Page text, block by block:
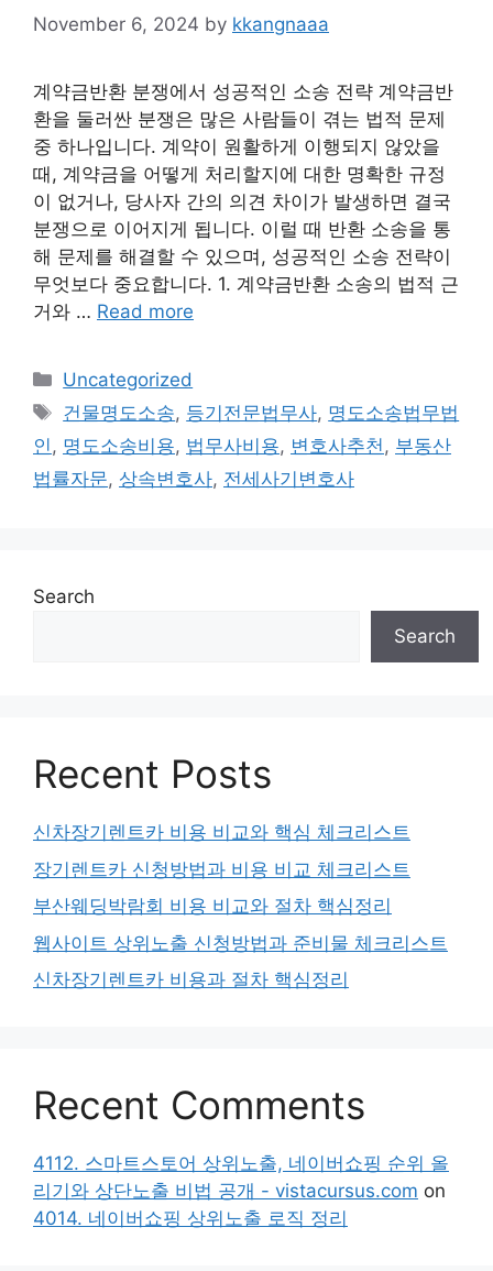
November 6, 2024 by kkangnaaa
계약금반환 분쟁에서 성공적인 소송 전략 계약금반
환을 둘러싼 분쟁은 많은 사람들이 겪는 법적 문제
중 하나입니다. 계약이 원활하게 이행되지 않았을
때, 계약금을 어떻게 처리할지에 대한 명확한 규정
이 없거나, 당사자 간의 의견 차이가 발생하면 결국
분쟁으로 이어지게 됩니다. 이럴 때 반환 소송을 통
해 문제를 해결할 수 있으며, 성공적인 소송 전략이
무엇보다 중요합니다. 1. 계약금반환 소송의 법적 근
거와 … Read more
Categories
Uncategorized
Tags
건물명도소송, 등기전문법무사, 명도소송법무법
인, 명도소송비용, 법무사비용, 변호사추천, 부동산
법률자문, 상속변호사, 전세사기변호사
Search
Search
Recent Posts
신차장기렌트카 비용 비교와 핵심 체크리스트
장기렌트카 신청방법과 비용 비교 체크리스트
부산웨딩박람회 비용 비교와 절차 핵심정리
웹사이트 상위노출 신청방법과 준비물 체크리스트
신차장기렌트카 비용과 절차 핵심정리
Recent Comments
4112. 스마트스토어 상위노출, 네이버쇼핑 순위 올
리기와 상단노출 비법 공개 - vistacursus.com on
4014. 네이버쇼핑 상위노출 로직 정리